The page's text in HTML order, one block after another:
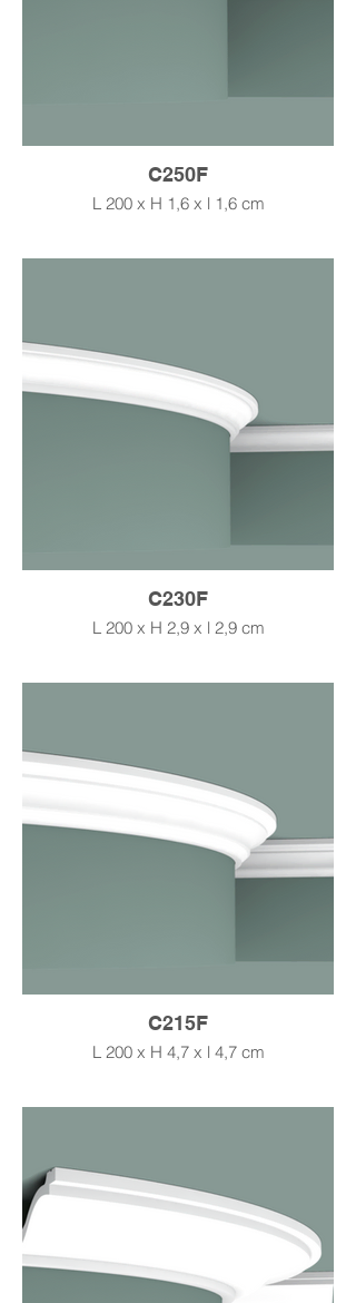
C250F
L 200 x H 1,6 x l 1,6 cm
C230F
L 200 x H 2,9 x l 2,9 cm
C215F
L 200 x H 4,7 x l 4,7 cm